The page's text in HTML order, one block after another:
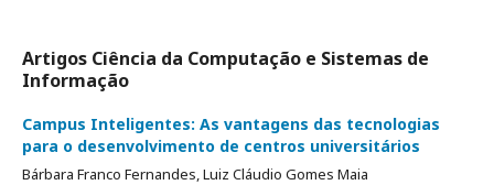
Artigos Ciência da Computação e Sistemas de
Informação
Campus Inteligentes: As vantagens das tecnologias
para o desenvolvimento de centros universitários
Bárbara Franco Fernandes, Luiz Cláudio Gomes Maia